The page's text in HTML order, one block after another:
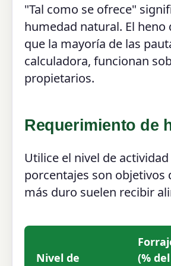
"Tal como se ofrece"
humedad natural. El heno
que la mayoría de las
calculadora, funcionan
propietarios.
Requerimiento de
Utilice el nivel de
porcentajes son
más duro suelen recibir
Nivel de
(% del